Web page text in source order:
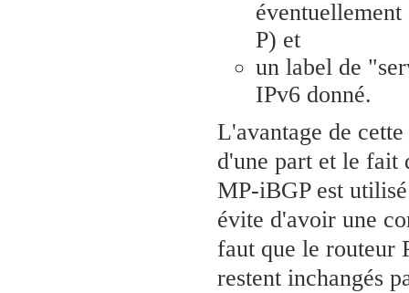
P) et
un label de
IPv6 donné.
L'avantage de
d'une part et le fait
MP-iBGP est
évite d'avoir une
faut que le routeur
restent inchangés